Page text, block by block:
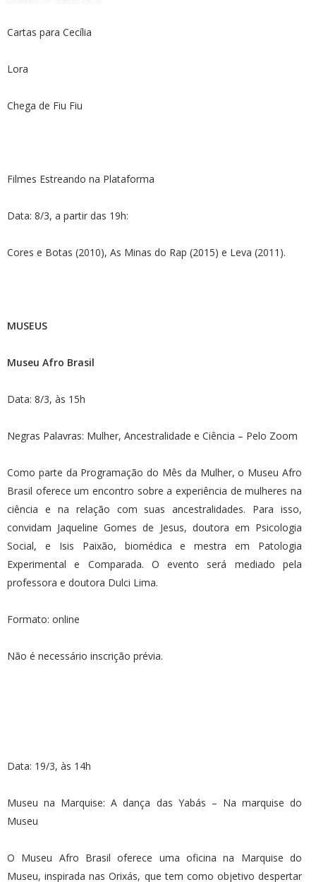
Cartas para Cecília
Lora
Chega de Fiu Fiu
Filmes Estreando na Plataforma
Data: 8/3, a partir das 19h:
Cores e Botas (2010), As Minas do Rap (2015) e Leva (2011).
MUSEUS
Museu Afro Brasil
Data: 8/3, às 15h
Negras Palavras: Mulher, Ancestralidade e Ciência – Pelo Zoom
Como parte da Programação do Mês da Mulher, o Museu Afro
Brasil oferece um encontro sobre a experiência de mulheres na
ciência e na relação com suas ancestralidades. Para isso,
convidam Jaqueline Gomes de Jesus, doutora em Psicologia
Social, e Isis Paixão, biomédica e mestra em Patologia
Experimental e Comparada. O evento será mediado pela
professora e doutora Dulci Lima.
Formato: online
Não é necessário inscrição prévia.
Data: 19/3, às 14h
Museu na Marquise: A dança das Yabás – Na marquise do
Museu
O Museu Afro Brasil oferece uma oficina na Marquise do
Museu, inspirada nas Orixás, que tem como objetivo despertar